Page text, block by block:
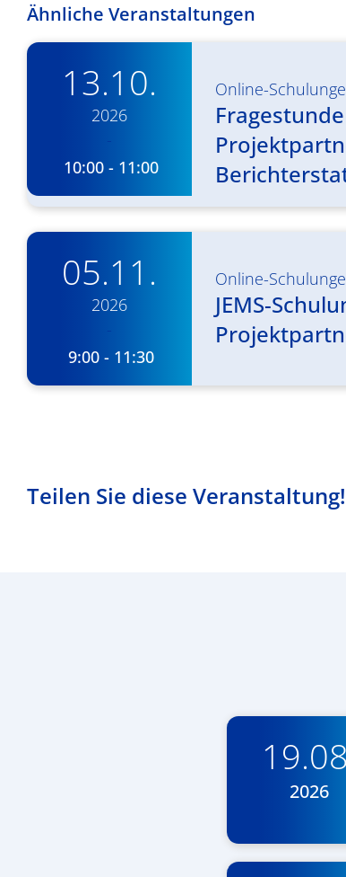
Ähnliche Veranstaltungen
13.10.
2026
10:00 - 11:00
Online-
05.11.
2026
9:00 - 11:30
Online-
JEMS-
Teilen Sie diese Veranstaltung!
2026